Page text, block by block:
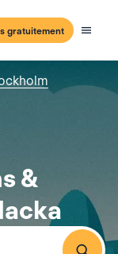
gratuitement
&